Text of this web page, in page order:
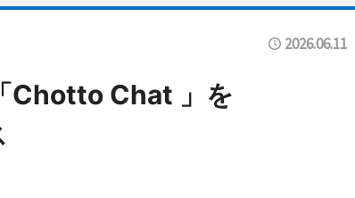
2026.06.11
Chotto Chat 」を